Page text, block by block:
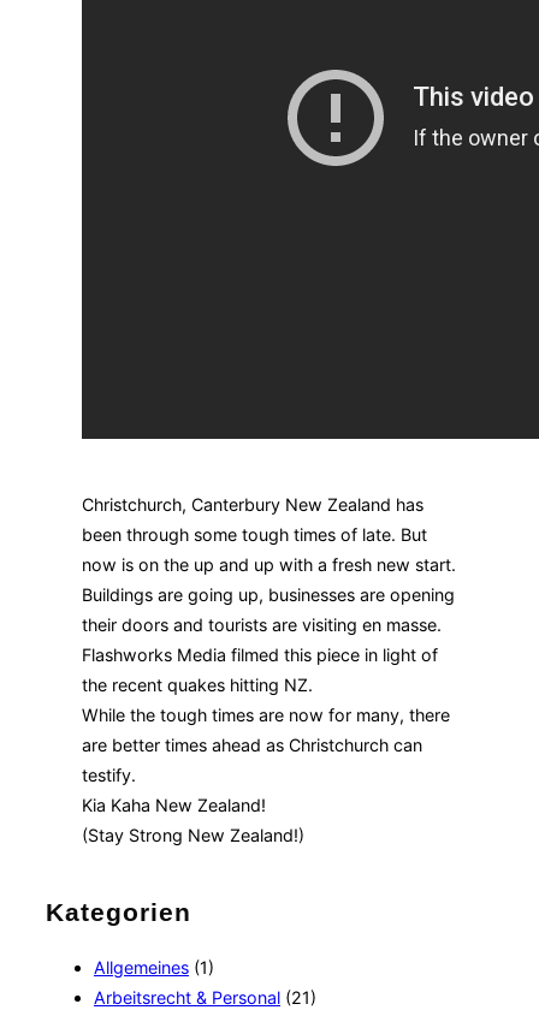
Christchurch, Canterbury New Zealand has
been through some tough times of late. But
now is on the up and up with a fresh new start.
Buildings are going up, businesses are opening
their doors and tourists are visiting en masse.
Flashworks Media filmed this piece in light of
the recent quakes hitting NZ.
While the tough times are now for many, there
are better times ahead as Christchurch can
testify.
Kia Kaha New Zealand!
(Stay Strong New Zealand!)
Kategorien
Allgemeines (1)
Arbeitsrecht & Personal (21)